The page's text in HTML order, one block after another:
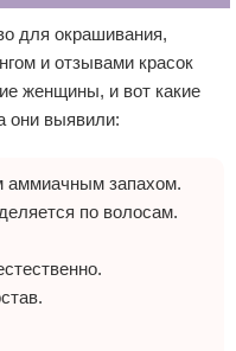
для окрашивания,
и отзывами красок
женщины, и вот какие
они выявили:
аммиачным запахом.
по волосам.